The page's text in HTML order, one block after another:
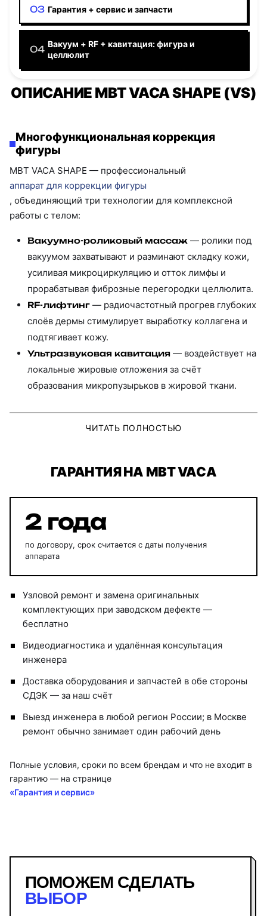
Гарантия + сервис и запчасти
Вакуум + RF + кавитация: фигура и
целлюлит
ОПИСАНИЕ MBT VACA SHAPE (VS)
Многофункциональная коррекция
фигуры
MBT VACA SHAPE — профессиональный
аппарат для коррекции фигуры
, объединяющий три технологии для комплексной
работы с телом:
Вакуумно-роликовый массаж — ролики под
вакуумом захватывают и разминают складку кожи,
усиливая микроциркуляцию и отток лимфы и
прорабатывая фиброзные перегородки целлюлита.
RF-лифтинг — радиочастотный прогрев глубоких
слоёв дермы стимулирует выработку коллагена и
подтягивает кожу.
Ультразвуковая кавитация — воздействует на
локальные жировые отложения за счёт
образования микропузырьков в жировой ткани.
ЧИТАТЬ ПОЛНОСТЬЮ
ГАРАНТИЯ НА MBT VACA
2 года
по договору, срок считается с даты получения
аппарата
Узловой ремонт и замена оригинальных
комплектующих при заводском дефекте —
бесплатно
Видеодиагностика и удалённая консультация
инженера
Доставка оборудования и запчастей в обе стороны
СДЭК — за наш счёт
Выезд инженера в любой регион России; в Москве
ремонт обычно занимает один рабочий день
Полные условия, сроки по всем брендам и что не входит в
гарантию — на странице
«Гарантия и сервис»
ПОМОЖЕМ СДЕЛАТЬ
ВЫБОР